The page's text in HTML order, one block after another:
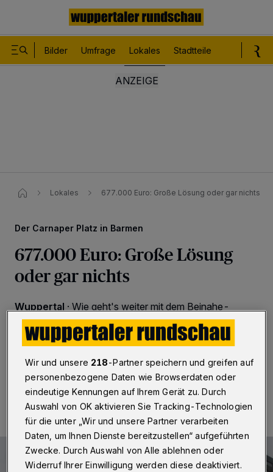
Bilder Umfrage Lokales Stadtteile
Lokales 677.000 Euro: Große Lösung oder gar nichts
Der Carnaper Platz in Barmen
677.000 Euro: Große Lösung
oder gar nichts
Wuppertal · Wie geht's weiter mit dem Beinahe-
Bürgerbegehren-Verursacher Carnaper Platz? Welche
Ausbauten sind nötig — und was kosten sie?
16.09.2016 , 19:45 Uhr Eine Minute Lesezeit
Wir und unsere 218-Partner speichern und greifen auf
personenbezogene Daten wie Browserdaten oder
eindeutige Kennungen auf Ihrem Gerät zu. Durch
Auswahl von OK aktivieren Sie Tracking-Technologien
für die unter „Wir und unsere Partner verarbeiten
Daten, um Ihnen Dienste bereitzustellen“ aufgeführten
Zwecke. Durch Auswahl von Alle ablehnen oder
Widerruf Ihrer Einwilligung werden diese deaktiviert.